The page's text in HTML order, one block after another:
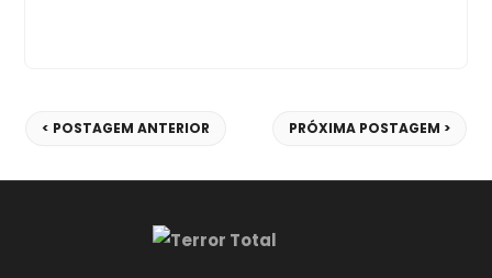
POSTAGEM ANTERIOR PRÓXIMA POSTAGEM